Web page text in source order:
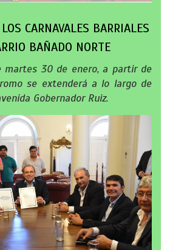
CARNAVALES BARRIALES
BAÑADO NORTE
martes 30 de enero, a partir de
se extenderá a lo largo de
Gobernador Ruiz.